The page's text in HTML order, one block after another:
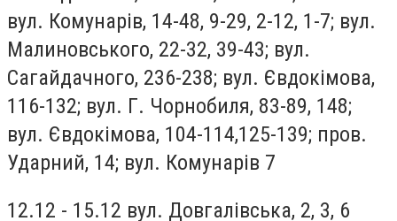
вул. Комунарів, 14-48, 9-29, 2-12, 1-7; вул.
Малиновського, 22-32, 39-43; вул.
Сагайдачного, 236-238; вул. Євдокімова,
116-132; вул. Г. Чорнобиля, 83-89, 148;
вул. Євдокімова, 104-114,125-139; пров.
Ударний, 14; вул. Комунарів 7
12.12 - 15.12 вул. Довгалівська, 2, 3, 6